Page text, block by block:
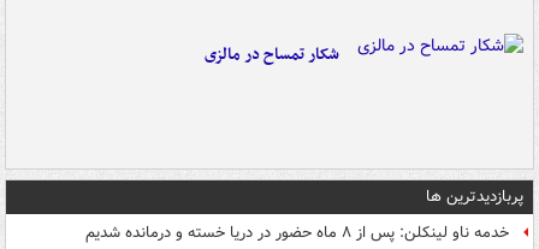
شکار تمساح در مالزی
پربازدیدترین ها
خدمه ناو لینکلن: پس از ۸ ماه حضور در دریا خسته و درمانده‌ شدیم